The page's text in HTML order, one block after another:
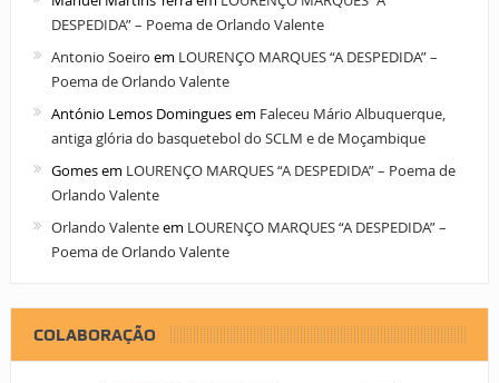
DESPEDIDA” – Poema de Orlando Valente
Antonio Soeiro em LOURENÇO MARQUES “A DESPEDIDA” –
Poema de Orlando Valente
António Lemos Dominguesem Faleceu Mário Albuquerque,
antiga glória do basquetebol do SCLM e de Moçambique
Gomesem LOURENÇO MARQUES “A DESPEDIDA” – Poema de
Orlando Valente
Orlando Valenteem LOURENÇO MARQUES “A DESPEDIDA” –
Poema de Orlando Valente
COLABORAÇÃO